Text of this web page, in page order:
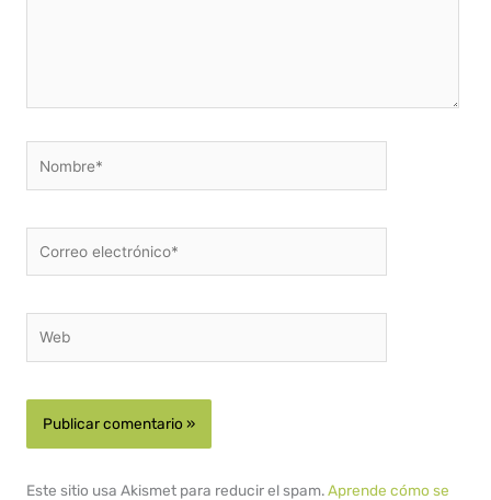
electrónico*
Este sitio usa Akismet para reducir el spam.Aprende cómo se